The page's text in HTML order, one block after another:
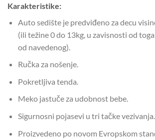
Karakteristike:
Auto sedište je predviđeno za decu
(ili težine 0 do 13kg, u zavisnosti od
od navedenog).
Ručka za nošenje.
Pokretljiva tenda.
Meko jastuče za udobnost bebe.
Sigurnosni pojasevi u tri tačke vezivanja.
Proizvedeno po novom Evropskom